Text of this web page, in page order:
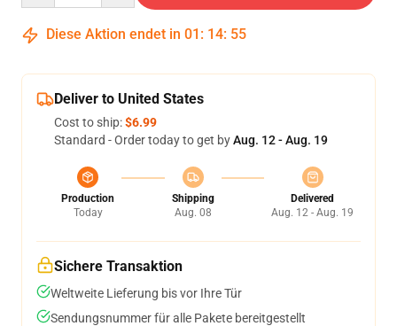
Diese Aktion endet in 01 : 14: 54
Deliver to United States
Cost to ship:$6.99
Standard - Order today to get byAug. 12 - Aug. 19
Production
Today
Shipping
Aug. 08
Delivered
Aug. 12 - Aug. 19
Sichere Transaktion
Weltweite Lieferung bis vor Ihre Tür
Sendungsnummer für alle Pakete bereitgestellt